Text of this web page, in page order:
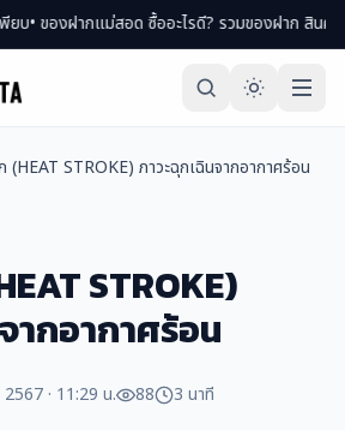
ฝากแม่สอด ซื้ออะไรดี? รวมของฝาก สินค้า OTOP
(HEAT STROKE) ภาวะฉุกเฉินจากอากาศร้อน
STROKE)
ากอากาศร้อน
2567 · 11:29 น. 88 3 นาที